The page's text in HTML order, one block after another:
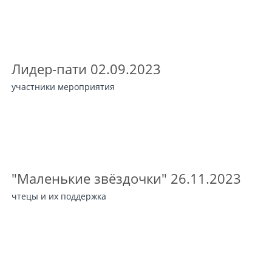
Лидер-пати 02.09.2023
участники мероприятия
"Маленькие звёздочки" 26.11.2023
чтецы и их поддержка